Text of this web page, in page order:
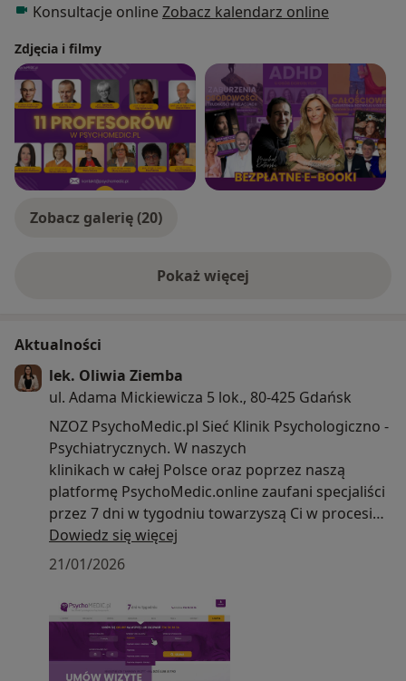
Konsultacje online Zobacz kalendarz online
Zdjęcia i filmy
Zobacz galerię (20)
Pokaż więcejo doświadczeniu
Aktualności
lek. Oliwia Ziemba
ul. Adama Mickiewicza 5 lok., 80-425 Gdańsk
NZOZ PsychoMedic.pl Sieć Klinik Psychologiczno -
Psychiatrycznych. W naszych
klinikach w całej Polsce oraz poprzez naszą
platformę PsychoMedic.online zaufani specjaliści
przez 7 dni w tygodniu towarzyszą Ci w procesie
zmiany, wykorzystując
nowoczesne metody leczenia trudności
Dowiedz się więcej
21/01/2026